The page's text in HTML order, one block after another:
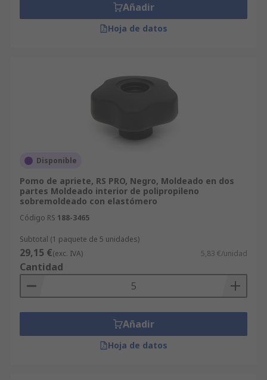
Añadir
Hoja de datos
Disponible
Pomo de apriete, RS PRO, Negro, Moldeado en dos
partes Moldeado interior de polipropileno
sobremoldeado con elastómero
Código RS 188-3465
Subtotal (1 paquete de 5 unidades)
29,15 €(exc. IVA) 5,83 €/unidad
Cantidad
Añadir
Hoja de datos